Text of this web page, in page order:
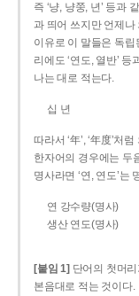
즉 ‘냥, 냥쭝, 년’ 등과
과 띄어 쓰지만 언제
이유로 이 말들은 독립
리에도 ‘연도, 열반’
나는 대로 적는다.
십 년
따라서 ‘年’, ‘年度’처
한자어의 경우에는 두
명사라면 ‘연, 연도’는
연 강수량(명사)
생산 연도(명사)
[붙임 1] 단어의 첫머
본음대로 적는 것이다.